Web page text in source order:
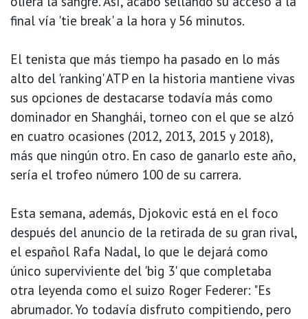
final vía 'tie break' a la hora y 56 minutos.
El tenista que más tiempo ha pasado en lo más
alto del 'ranking' ATP en la historia mantiene vivas
sus opciones de destacarse todavía más como
dominador en Shanghái, torneo con el que se alzó
en cuatro ocasiones (2012, 2013, 2015 y 2018),
más que ningún otro. En caso de ganarlo este año,
sería el trofeo número 100 de su carrera.
Esta semana, además, Djokovic está en el foco
después del anuncio de la retirada de su gran rival,
el español Rafa Nadal, lo que le dejará como
único superviviente del 'big 3' que completaba
otra leyenda como el suizo Roger Federer: "Es
abrumador. Yo todavía disfruto compitiendo, pero